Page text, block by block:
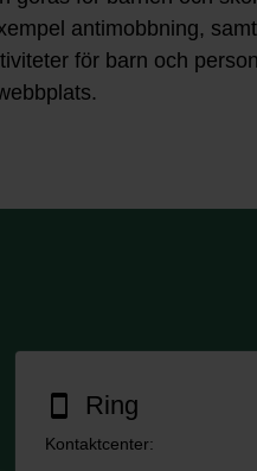
antimobbning,
för barn och
smartphone Ring
Kontaktcenter: